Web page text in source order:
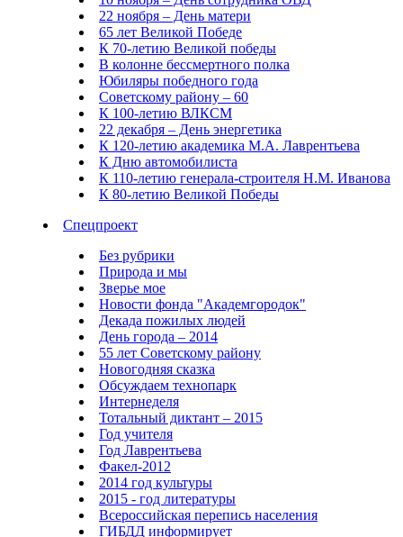
22 ноября – День матери
65 лет Великой Победе
К 70-летию Великой победы
В колонне бессмертного полка
Юбиляры победного года
Советскому району – 60
К 100-летию ВЛКСМ
22 декабря – День энергетика
К 120-летию академика М.А. Лаврентьева
К Дню автомобилиста
К 110-летию генерала-строителя Н.М. Иванова
К 80-летию Великой Победы
Спецпроект
Без рубрики
Природа и мы
Зверье мое
Новости фонда "Академгородок"
Декада пожилых людей
День города – 2014
55 лет Советскому району
Новогодняя сказка
Обсуждаем технопарк
Интернеделя
Тотальный диктант – 2015
Год учителя
Год Лаврентьева
Факел-2012
2014 год культуры
2015 - год литературы
Всероссийская перепись населения
ГИБДД информирует